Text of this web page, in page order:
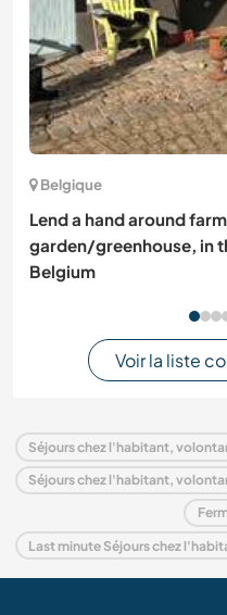
Belgique
Lend a hand around
garden/greenhouse, in
Belgium
Voir la liste